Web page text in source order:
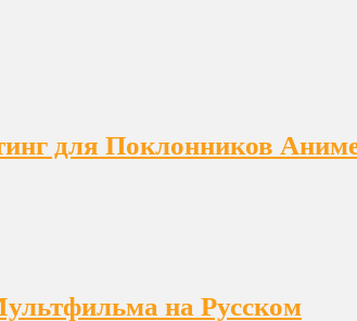
для Поклонников
на Русском